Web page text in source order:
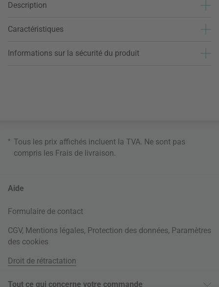
Description
Caractéristiques
Informations sur la sécurité du produit
* Tous les prix affichés incluent la TVA. Ne sont pas
compris les Frais de livraison
Aide
Formulaire de contact
CGV, Mentions légales, Protection des données, Paramètres
des cookies
Droit de rétractation
Tout ce qui concerne votre commande